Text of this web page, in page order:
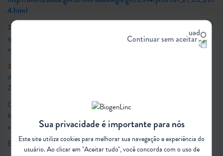
Sua privacidade é importante para nós
Este site utiliza cookies para melhorar sua navegação e experiência do
usuário. Ao clicar em "Aceitar tudo", você concorda com o uso de
Continuar sem aceitar
4.html
2.
spinal muscular atrophy in the new therapeutic era: early pre-
symptomatic intervention and test in minors. Eur J Hum Genet. 2019.
3.
diagnosis: Technology and clinical applications. Wis Med J.
2007;106(3):145–51.
O conteúdo discutido foi inspirado no Guia de Discussão sobre Atrofia
Muscular Espinhal (AME) no Brasil: Trabalhando hoje para mudar o
amanhã.
Clique para baixar o Guia gratuitamente e disponível na íntegra.
Em dúvida sobre algum termo desta matéria?Confira o glossário.